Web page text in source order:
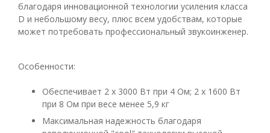
благодаря инновационной технологии усиления класса
D и небольшому весу, плюс всем удобствам, которые
может потребовать профессиональный звукоинженер.
Особенности:
Обеспечивает 2 х 3000 Вт при 4 Ом; 2 х 1600 Вт
при 8 Ом при весе менее 5,9 кг
Максимальная надежность благодаря